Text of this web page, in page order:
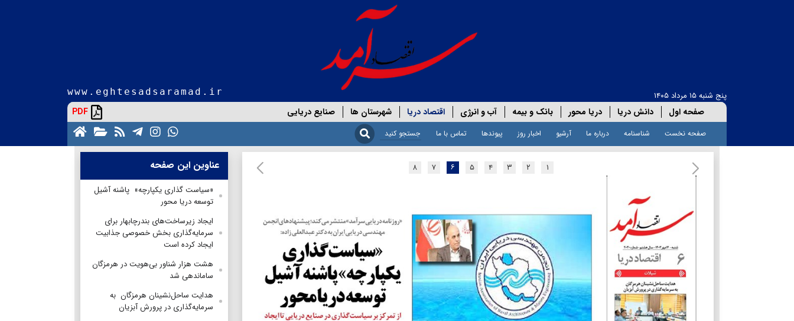
پنج شنبه ۱۵ مرداد ۱۴۰۵ www.eghtesadsaramad.ir
صفحه اول دانش دریا دریا محور بانک و بیمه آب و انرژی اقتصاد دریا شهرستان ها صنایع دریایی PDF
صفحه نخست شناسنامه درباره ما آرشیو اخبار روز پیوندها تماس با ما
۱ ۲ ۳ ۴ ۵ ۶ ۷ ۸ عناوین این صفحه
«سیاست ‌گذاری یکپارچه» پاشنه آشیل
توسعه دریا محور
ایجاد زیرساخت‌های بندرچابهار برای
سرمایه‌گذاری بخش خصوصی جذابیت
ایجاد کرده است
هشت هزار شناور بی‌هویت در هرمزگان
ساماندهی شد
هدایت‌ ساحل‌نشینان‌ هرمزگان‌ به
سرمایه‌گذاری‌ در پرورش‌ آبزیان‌